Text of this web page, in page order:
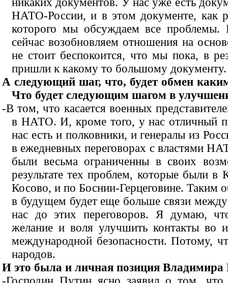
НАТО-России, и в этом документе, как
которого мы обсуждаем все
сейчас возобновляем отношения на
не стоит беспокоится, что мы пока, в
пришли к какому то большому документу.
А следующий шаг, что, будет обмен
Что будет следующим шагом в
-В том, что касается военных
в НАТО. И, кроме того, у нас отличный
нас есть и полковники, и генералы из
в ежедневных переговорах с властями
были весьма ограниченны в своих
результате тех проблем, которые были
Косово, и по Боснии-Герцеговине. Таким
в будущем будет еще больше связи
нас до этих переговоров. Я думаю,
желание и воля улучшить контакты во
международной безопасности. Потому,
народов.
И это была и личная позиция